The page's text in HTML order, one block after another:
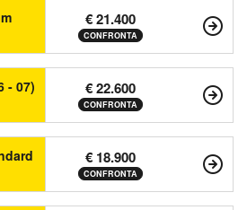
€ 21.400
CONFRONTA
- 07)
€ 22.600
CONFRONTA
€ 18.900
CONFRONTA